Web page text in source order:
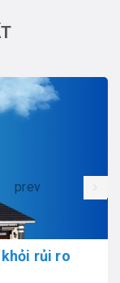
rủi ro
prev